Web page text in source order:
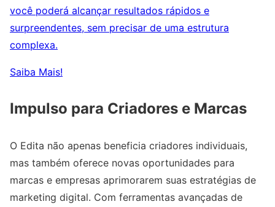
você poderá alcançar resultados rápidos e
surpreendentes, sem precisar de uma estrutura
complexa.
Saiba Mais!
Impulso para Criadores e Marcas
O Edita não apenas beneficia criadores individuais,
mas também oferece novas oportunidades para
marcas e empresas aprimorarem suas estratégias de
marketing digital. Com ferramentas avançadas de